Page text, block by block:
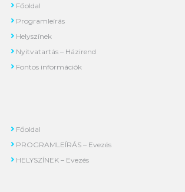
Főoldal
Programleírás
Helyszínek
Nyitvatartás – Házirend
Fontos információk
Főoldal
PROGRAMLEÍRÁS – Evezés
HELYSZÍNEK – Evezés